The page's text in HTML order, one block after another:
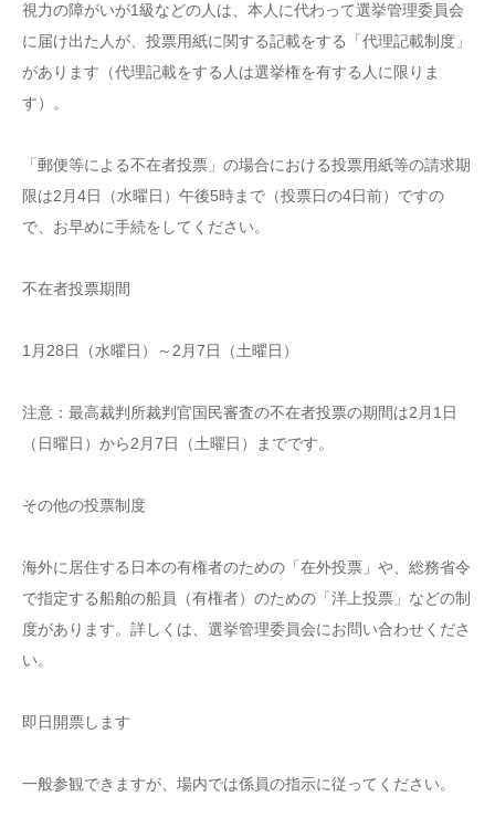
視力の障がいが1級などの人は、本人に代わって選挙管理委員会
に届け出た人が、投票用紙に関する記載をする「代理記載制度」
があります（代理記載をする人は選挙権を有する人に限りま
す）。
「郵便等による不在者投票」の場合における投票用紙等の請求期
限は2月4日（水曜日）午後5時まで（投票日の4日前）ですの
で、お早めに手続をしてください。
不在者投票期間
1月28日（水曜日）～2月7日（土曜日）
注意：最高裁判所裁判官国民審査の不在者投票の期間は2月1日
（日曜日）から2月7日（土曜日）までです。
その他の投票制度
海外に居住する日本の有権者のための「在外投票」や、総務省令
で指定する船舶の船員（有権者）のための「洋上投票」などの制
度があります。詳しくは、選挙管理委員会にお問い合わせくださ
い。
即日開票します
一般参観できますが、場内では係員の指示に従ってください。